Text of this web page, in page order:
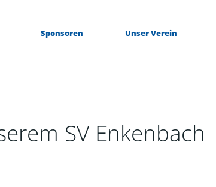
Sponsoren Unser Verein
SV Enkenbach